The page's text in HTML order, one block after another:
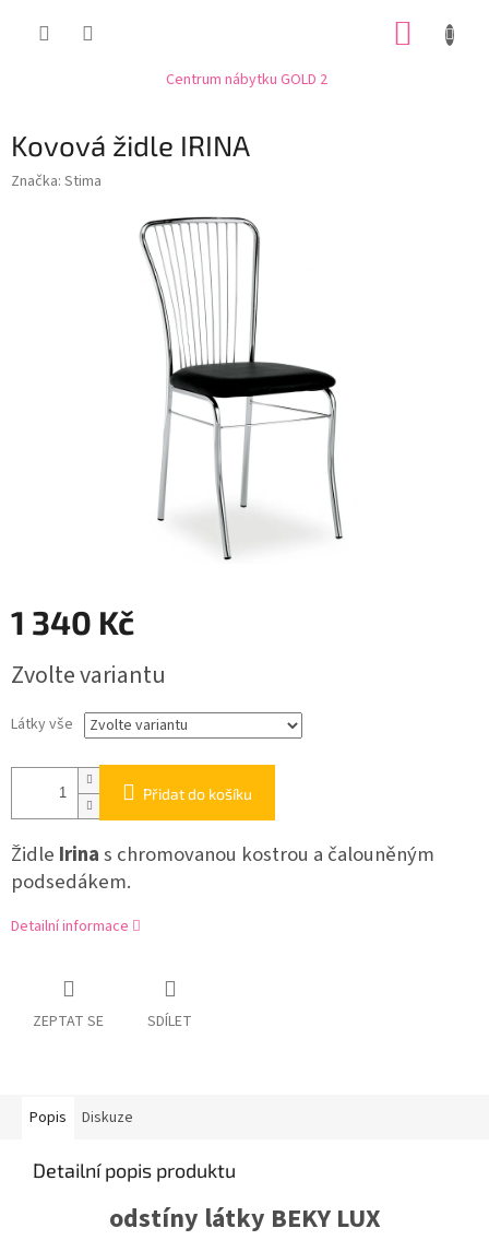
Centrum nábytku GOLD 2
Kovová židle IRINA
Značka: Stima
1 340 Kč
cena:
Zvolte variantu
Látky vše
Přidat do košíku
Židle Irinas chromovanou kostrou a čalouněným
podsedákem.
Detailní informace
ZEPTAT SE SDÍLET
Popis Diskuze
Detailní popis produktu
odstíny látky BEKY LUX